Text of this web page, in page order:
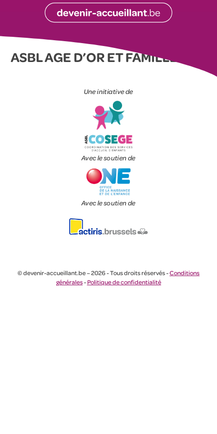
ASBL AGE D’OR ET FAMILLE
Une initiative de
Avec le soutien de
Avec le soutien de
© devenir-accueillant.be – 2026 - Tous droits réservés -Conditions
générales-Politique de confidentialité